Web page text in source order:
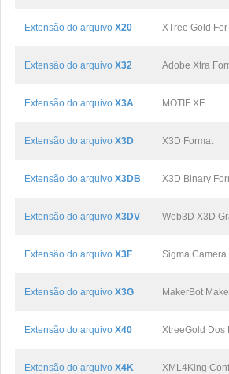
Extensão do arquivo X20 XTree Gold
Extensão do arquivo X32 Adobe Xtra
Extensão do arquivo X3A MOTIF XF
Extensão do arquivo X3D X3D Format
Extensão do arquivo X3DB X3D Binary
Extensão do arquivo X3DV Web3D X3D
Extensão do arquivo X3F Sigma Camera
Extensão do arquivo X3G MakerBot
Extensão do arquivo X40 XtreeGold Dos
Extensão do arquivo X4K XML4King